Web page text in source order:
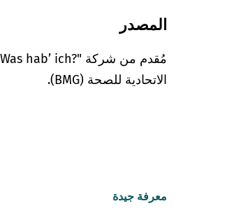
المصدر
الاتحادية للصحة (BMG).
معرفة جيدة